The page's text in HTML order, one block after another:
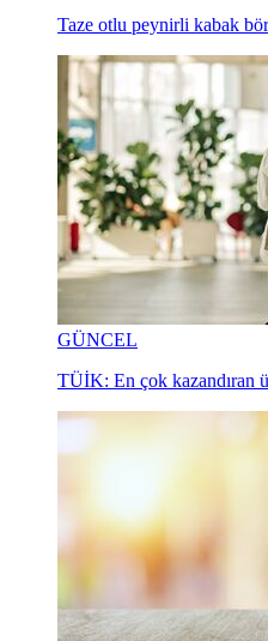
Taze otlu peynirli kabak
GÜNCEL
TÜİK: En çok kazandıran